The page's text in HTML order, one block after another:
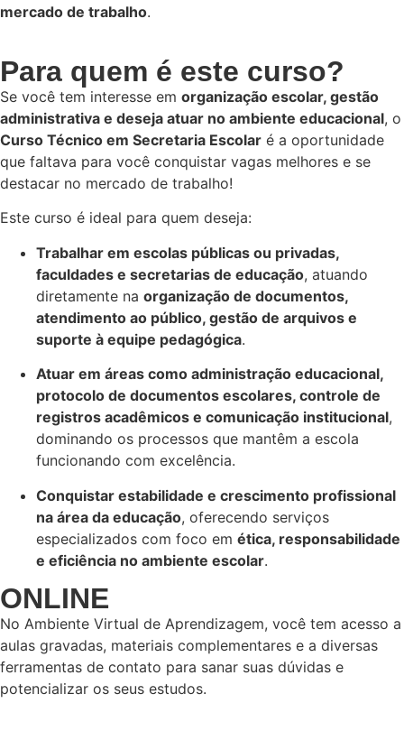
mercado de trabalho.
Para quem é este curso?
Se você tem interesse em organização escolar, gestão
administrativa e deseja atuar no ambiente educacional, o
Curso Técnico em Secretaria Escolar é a oportunidade
que faltava para você conquistar vagas melhores e se
destacar no mercado de trabalho!
Este curso é ideal para quem deseja:
Trabalhar em escolas públicas ou privadas,
faculdades e secretarias de educação, atuando
diretamente na organização de documentos,
atendimento ao público, gestão de arquivos e
suporte à equipe pedagógica.
Atuar em áreas como administração educacional,
protocolo de documentos escolares, controle de
registros acadêmicos e comunicação institucional,
dominando os processos que mantêm a escola
funcionando com excelência.
Conquistar estabilidade e crescimento profissional
na área da educação, oferecendo serviços
especializados com foco em ética, responsabilidade
e eficiência no ambiente escolar.
ONLINE
No Ambiente Virtual de Aprendizagem, você tem acesso a
aulas gravadas, materiais complementares e a diversas
ferramentas de contato para sanar suas dúvidas e
potencializar os seus estudos.